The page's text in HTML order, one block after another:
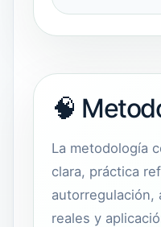
🧠
La metodología
clara, práctica
autorregulación,
reales y